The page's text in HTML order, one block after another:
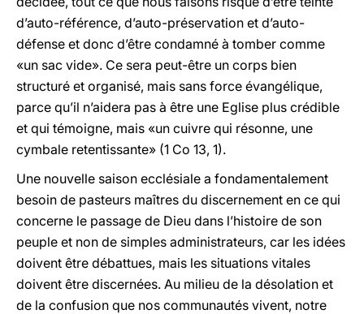
d’auto-référence, d’auto-préservation et d’auto-
défense et donc d’être condamné à tomber comme
«un sac vide». Ce sera peut-être un corps bien
structuré et organisé, mais sans force évangélique,
parce qu’il n’aidera pas à être une Eglise plus crédible
et qui témoigne, mais «un cuivre qui résonne, une
cymbale retentissante» (1 Co 13, 1).
Une nouvelle saison ecclésiale a fondamentalement
besoin de pasteurs maîtres du discernement en ce qui
concerne le passage de Dieu dans l’histoire de son
peuple et non de simples administrateurs, car les idées
doivent être débattues, mais les situations vitales
doivent être discernées. Au milieu de la désolation et
de la confusion que nos communautés vivent, notre